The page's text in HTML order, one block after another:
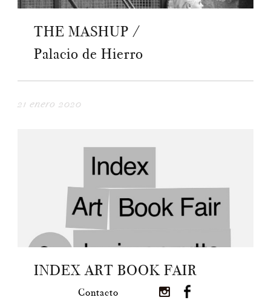
Contacto
THE MASHUP /
Palacio de Hierro
21 enero 2020
INDEX ART BOOK FAIR